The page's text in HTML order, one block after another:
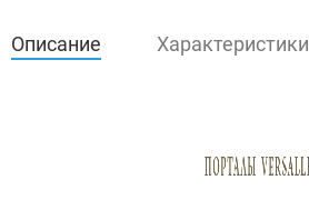
Описание Характеристики